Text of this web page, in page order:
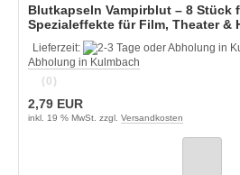
Blutkapseln Vampirblut – 8 Stück
Spezialeffekte für Film, Theater &
Lieferzeit:
Abholung in Kulmbach
(0)
2,79 EUR
inkl. 19 % MwSt. zzgl. Versandkosten